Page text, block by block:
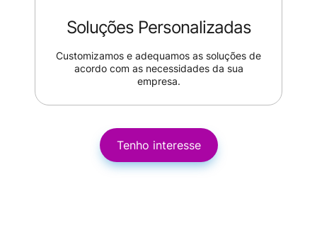
Soluções Personalizadas
Customizamos e adequamos as soluções de
acordo com as necessidades da sua
empresa.
Tenho interesse